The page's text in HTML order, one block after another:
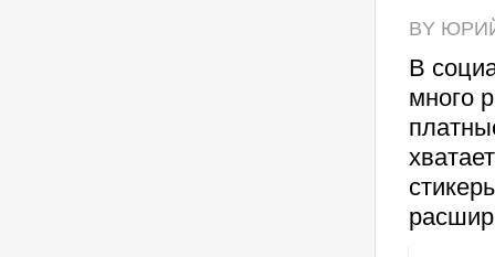
BY
В
много